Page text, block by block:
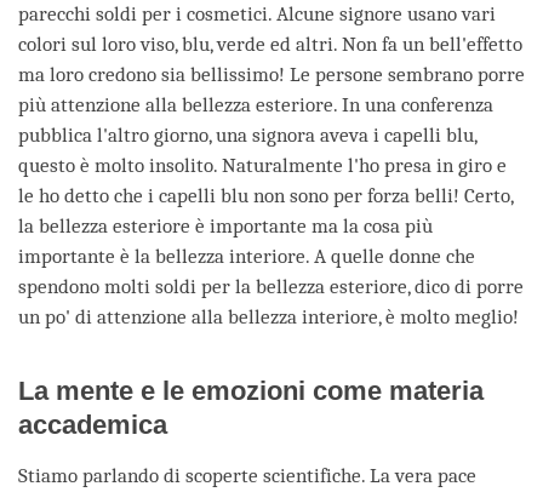
parecchi soldi per i cosmetici. Alcune signore usano vari
colori sul loro viso, blu, verde ed altri. Non fa un bell'effetto
ma loro credono sia bellissimo! Le persone sembrano porre
più attenzione alla bellezza esteriore. In una conferenza
pubblica l'altro giorno, una signora aveva i capelli blu,
questo è molto insolito. Naturalmente l'ho presa in giro e
le ho detto che i capelli blu non sono per forza belli! Certo,
la bellezza esteriore è importante ma la cosa più
importante è la bellezza interiore. A quelle donne che
spendono molti soldi per la bellezza esteriore, dico di porre
un po' di attenzione alla bellezza interiore, è molto meglio!
La mente e le emozioni come materia
accademica
Stiamo parlando di scoperte scientifiche. La vera pace